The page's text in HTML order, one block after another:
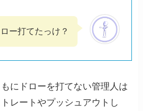
ー打てたっけ？
にドローを打てない管理人は
レートやプッシュアウトし